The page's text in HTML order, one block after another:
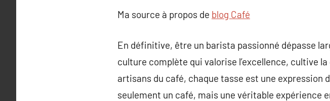
Ma source à propos de blog Café
En définitive, être un barista passionné dépasse
culture complète qui valorise l’excellence, cultive
artisans du café, chaque tasse est une expression
seulement un café, mais une véritable expérience